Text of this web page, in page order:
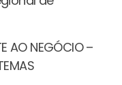
AO NEGÓCIO –